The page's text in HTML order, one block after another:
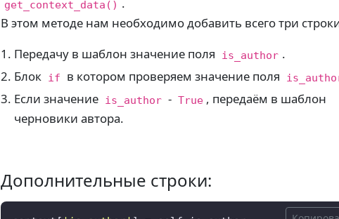
get_context_data() .
В этом методе нам необходимо добавить всего три
Передачу в шаблон значение поля
is_author .
Блок if в котором проверяем значение поля
Если значение is_author - True , передаём в шаблон
черновики автора.
Дополнительные строки: